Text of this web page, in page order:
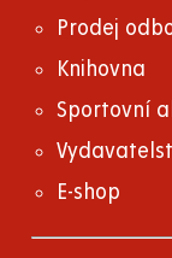
Prodej
Knihovna
Sportovní
E-shop